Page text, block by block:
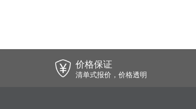
价格保证
清单式报价，价格透明